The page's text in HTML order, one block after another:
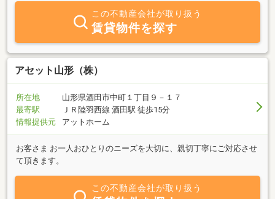
せて頂きました。分譲可能地域は大規模用地の買取も行っておりま
す。 土地、中古住宅の売却と購入のことならお気軽にご相談くだ
さい！※日曜日に物件のご契約、ご案内、不動産の売却のご相談等
をご希望のお客様には事前予約でご対応させて頂いております。
この不動産会社が取り扱う
賃貸物件を探す
アセット山形（株）
所在地
山形県酒田市中町１丁目９－１７
最寄駅
ＪＲ陸羽西線 酒田駅 徒歩15分
情報提供元
アットホーム
お客さま お一人おひとりのニーズを大切に、親切丁寧にご対応させ
て頂きます。
この不動産会社が取り扱う